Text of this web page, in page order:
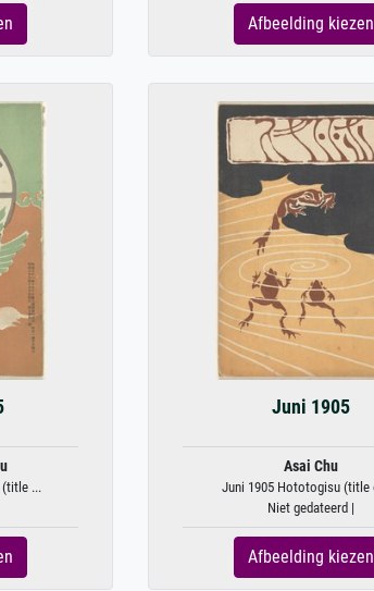
Afbeelding kiezen
(title ...
Juni 1905
Asai Chu
Juni 1905 Hototogisu (title
Niet gedateerd |
Afbeelding kiezen